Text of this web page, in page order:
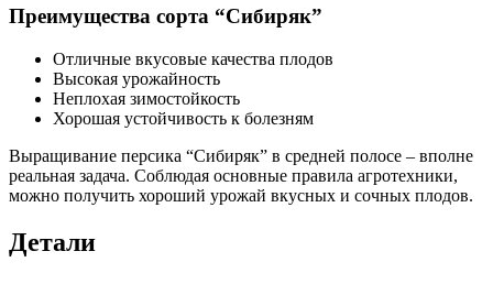
Преимущества сорта “Сибиряк”
Отличные вкусовые качества плодов
Высокая урожайность
Неплохая зимостойкость
Хорошая устойчивость к болезням
Выращивание персика “Сибиряк” в средней полосе – вполне
реальная задача. Соблюдая основные правила агротехники,
можно получить хороший урожай вкусных и сочных плодов.
Детали